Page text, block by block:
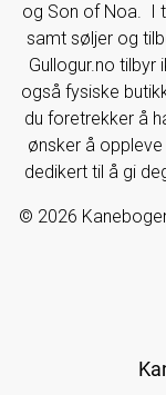
og Son of Noa. I
samt søljer og
Gullogur.no tilbyr
også fysiske
du foretrekker å
ønsker å
dedikert til å gi
© 2026